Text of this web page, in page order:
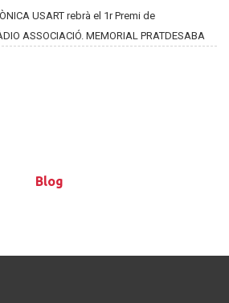
USART rebrà el 1r Premi de
ASSOCIACIÓ. MEMORIAL PRATDESABA
Blog
Blog